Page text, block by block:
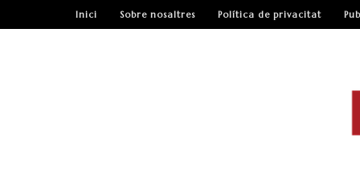
Inici Sobre nosaltres Política de privacitat